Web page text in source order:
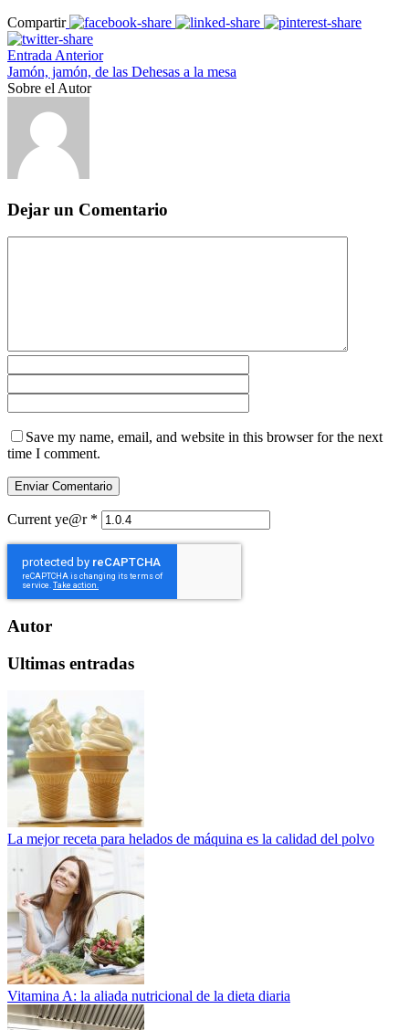
Compartir
Entrada Anterior
Jamón, jamón, de las Dehesas a la mesa
Sobre el Autor
Dejar un Comentario
Save my name, email, and website in this browser for the next
time I comment.
Current ye@r *
Autor
Ultimas entradas
La mejor receta para helados de máquina es la calidad del polvo
Vitamina A: la aliada nutricional de la dieta diaria